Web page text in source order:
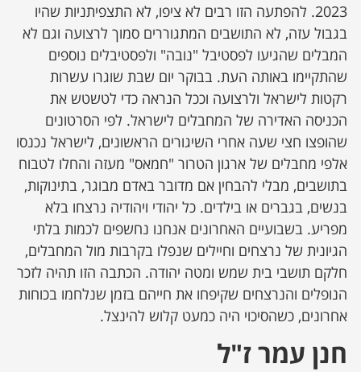
2023. להפתעה הזו רבים לא ציפו, לא התצפיתניות שהיו
בגבול עזה, לא התושבים המתגוררים סמוך לרצועה וגם לא
המבלים שהגיעו לפסטיבל "נובה" ולפסטיבלים נוספים
שהתקיימו באותה העת. בבוקר יום שבת שוגרו עשרות
רקטות לישראל ולרצועה וככל הנראה כדי לטשטש את
הכניסה האדירה של המחבלים לישראל. לפי הסרטונים
שהופצו חצי שעה אחרי השיגורים הראשונים, לישראל נכנסו
אלפי מחבלים של ארגון הטרור "חמאס" מעזה והחלו לטבוח
בתושבים, מבלי להבחין אם מדובר באדם מבוגר, בתינוקות,
בנשים, בגברים או בילדים. כל יהודי ויהודיה נרצחו בלא
מפריע. בשבועיים האחרונים אנחנו נחשפים לכמות בלתי
הגיונית של נרצחים וחיילים שנפלו בקרבות מול המחבלים,
חלקם תושבי בית שמש ומטה יהודה. הכתבה הזו תהיה לזכר
הנופלים והנרצחים שקיפחו את חייהם בזמן שנלחמו בכוחות
אחרונים, כשהסיכוי היה כמעט קלוש להינצל.
חנן עמר ז"ל